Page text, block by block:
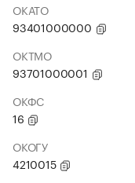
ОКАТО
93401000000
ОКТМО
93701000001
ОКФС
16
ОКОГУ
4210015